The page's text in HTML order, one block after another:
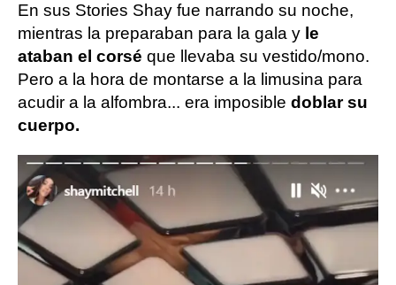
En sus Stories Shay fue narrando su noche,
mientras la preparaban para la gala y le
ataban el corsé que llevaba su vestido/mono.
Pero a la hora de montarse a la limusina para
acudir a la alfombra... era imposible doblar su
cuerpo.